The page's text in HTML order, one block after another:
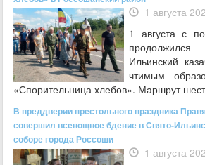
1 августа
1 августа с
Ильинский
чтимым
«Спорительница хлебов». Маршрут
В преддверии престольного праздника
совершил всенощное бдение в Свято-
соборе города Россоши
1 августа